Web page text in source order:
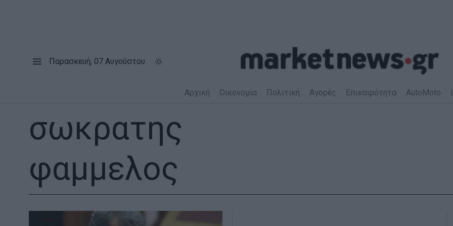
Παρασκευή, 07 Αυγούστου
Αρχική Οικονομία Πολιτική Αγορές Επικαιρότητα AutoMoto
σωκρατης
φαμμελος